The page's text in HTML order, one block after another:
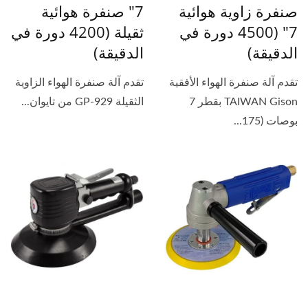
صنفرة زاوية هوائية
7" (4500 دورة في
الدقيقة)
تقدم آلة صنفرة الهواء الأفقية
TAIWAN Gison بقطر 7
بوصات (175...
7" صنفرة هوائية
ثقيلة (4200 دورة في
الدقيقة)
تقدم آلة صنفرة الهواء الزاوية
الثقيلة GP-929 من تايوان...